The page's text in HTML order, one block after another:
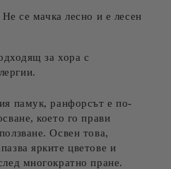
Не се мачка лесно и е лесен
за хора с
памук, ранфорсът е по-
което го прави
Освен това,
ярките цветове и
многократно пране.